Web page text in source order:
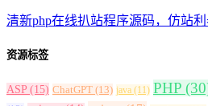
清新php在线扒站程序源码，仿站
资源标签
ASP (15) ChatGPT (13) java (11) PHP